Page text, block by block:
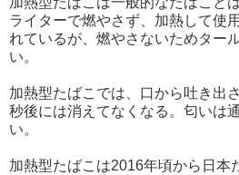
ライターで燃やさず、加熱して使
れているが、燃やさないためター
い。
加熱型たばこでは、口から吐き出
秒後には消えてなくなる。匂いは
い。
加熱型たばこは2016年頃から日本